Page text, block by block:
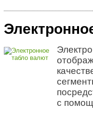
с